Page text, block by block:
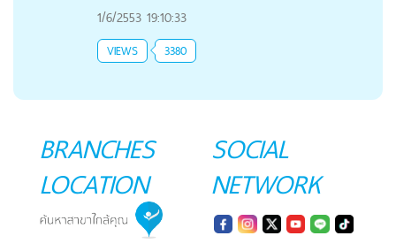
1/6/2553 19:10:33
VIEWS 3380
BRANCHES
LOCATION
SOCIAL
NETWORK